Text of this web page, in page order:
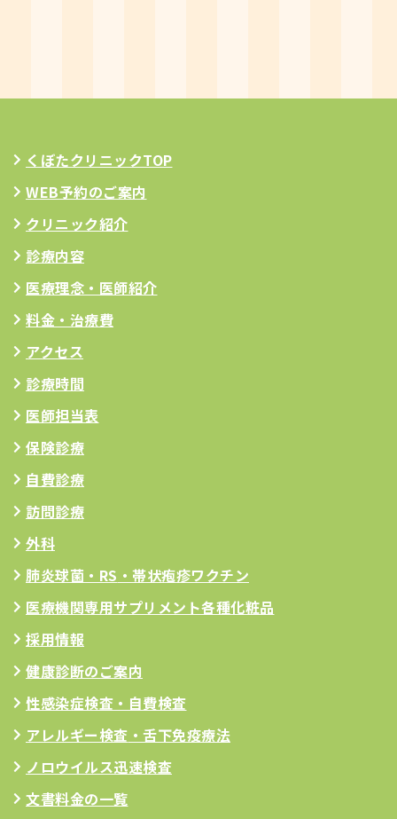
くぼたクリニックTOP
WEB予約のご案内
クリニック紹介
診療内容
医療理念 ・医師紹介
料金・治療費
アクセス
診療時間
医師担当表
保険診療
自費診療
訪問診療
外科
肺炎球菌・RS ・帯状疱疹ワクチン
医療機関専用サプリメント各種化粧品
採用情報
健康診断のご案内
性感染症検査・自費検査
アレルギー検査 ・舌下免疫療法
ノロウイルス迅速検査
文書料金の一覧